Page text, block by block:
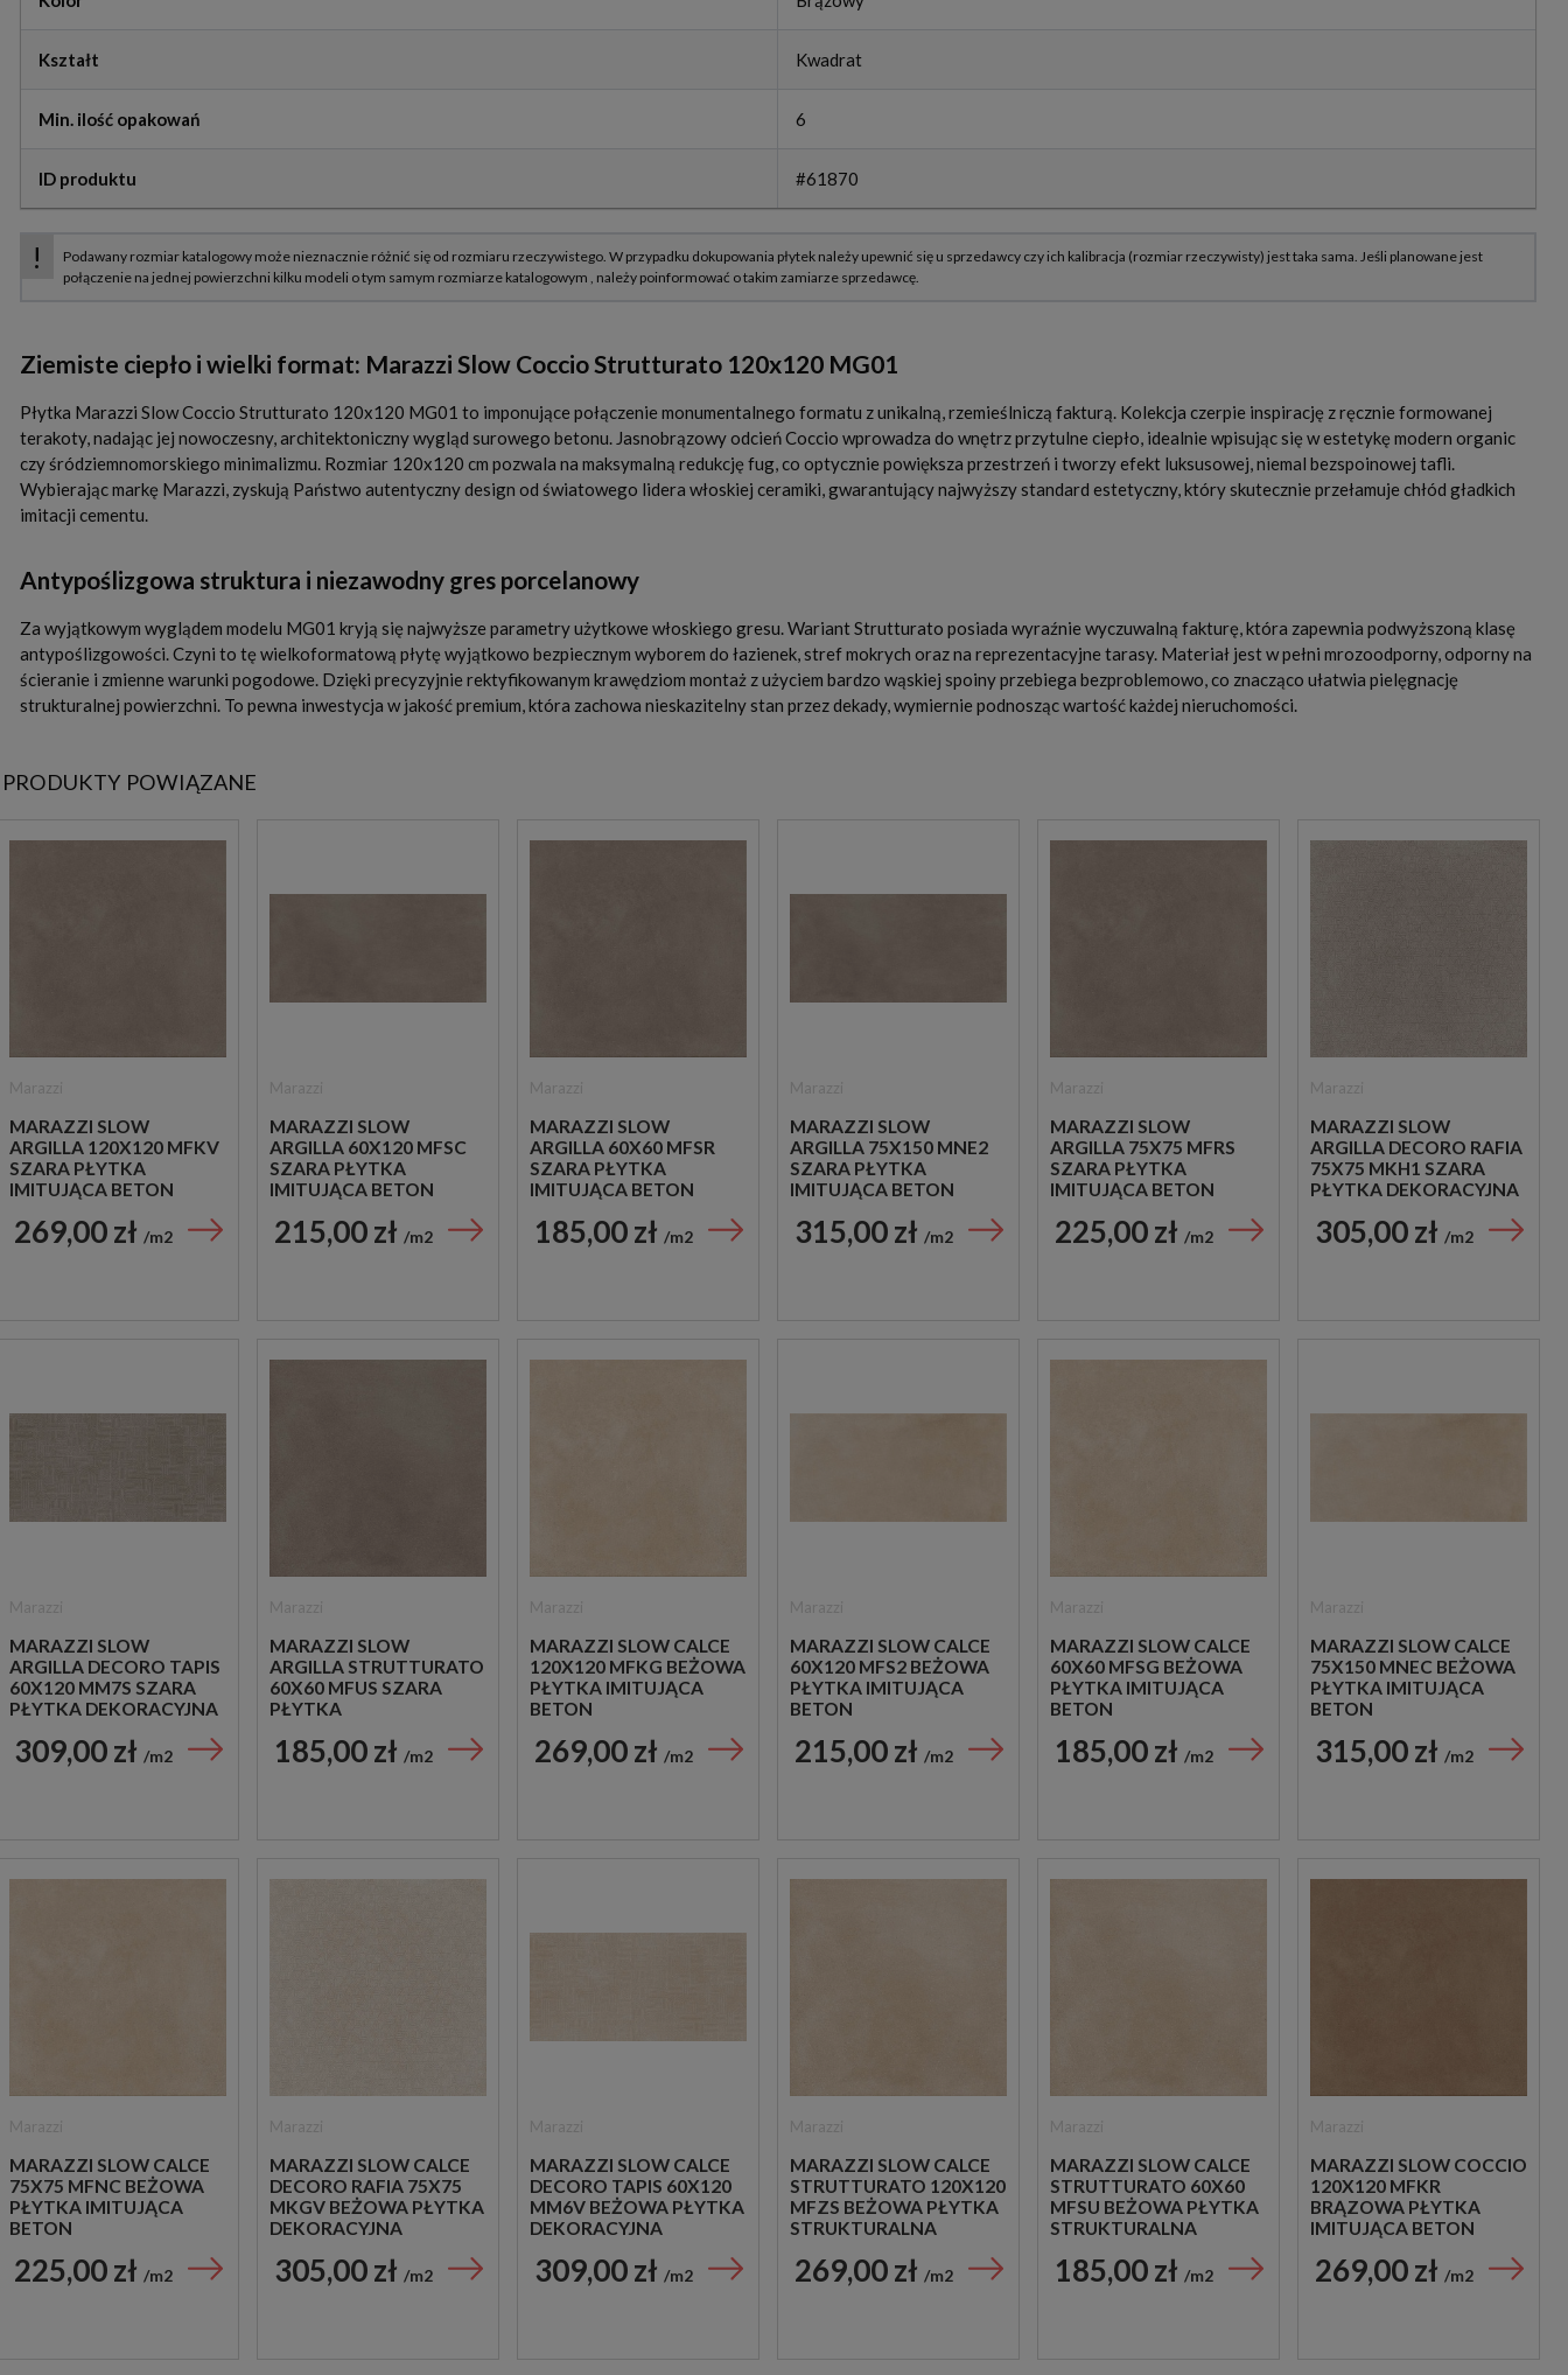
Kształt Kwadrat
Min. ilość opakowań 6
ID produktu #61870
Ziemiste ciepło i wielki format: Marazzi Slow Coccio Strutturato 120x120 MG01
Płytka Marazzi Slow Coccio Strutturato 120x120 MG01 to imponujące połączenie monumentalnego formatu z unikalną, rzemieślniczą fakturą. Kolekcja czerpie inspirację z ręcznie formowanej
terakoty, nadając jej nowoczesny, architektoniczny wygląd surowego betonu. Jasnobrązowy odcień Coccio wprowadza do wnętrz przytulne ciepło, idealnie wpisując się w estetykę modern organic
czy śródziemnomorskiego minimalizmu. Rozmiar 120x120 cm pozwala na maksymalną redukcję fug, co optycznie powiększa przestrzeń i tworzy efekt luksusowej, niemal bezspoinowej tafli.
Wybierając markę Marazzi, zyskują Państwo autentyczny design od światowego lidera włoskiej ceramiki, gwarantujący najwyższy standard estetyczny, który skutecznie przełamuje chłód gładkich
imitacji cementu.
Antypoślizgowa struktura i niezawodny gres porcelanowy
Za wyjątkowym wyglądem modelu MG01 kryją się najwyższe parametry użytkowe włoskiego gresu. Wariant Strutturato posiada wyraźnie wyczuwalną fakturę, która zapewnia podwyższoną klasę
antypoślizgowości. Czyni to tę wielkoformatową płytę wyjątkowo bezpiecznym wyborem do łazienek, stref mokrych oraz na reprezentacyjne tarasy. Materiał jest w pełni mrozoodporny, odporny na
ścieranie i zmienne warunki pogodowe. Dzięki precyzyjnie rektyfikowanym krawędziom montaż z użyciem bardzo wąskiej spoiny przebiega bezproblemowo, co znacząco ułatwia pielęgnację
strukturalnej powierzchni. To pewna inwestycja w jakość premium, która zachowa nieskazitelny stan przez dekady, wymiernie podnosząc wartość każdej nieruchomości.
PRODUKTY POWIĄZANE
MARAZZI SLOW
ARGILLA 120X120 MFKV
SZARA PŁYTKA
IMITUJĄCA BETON
269,00 zł m2
MARAZZI SLOW
ARGILLA 60X120 MFSC
SZARA PŁYTKA
IMITUJĄCA BETON
215,00 zł m2
MARAZZI SLOW
ARGILLA 60X60 MFSR
SZARA PŁYTKA
IMITUJĄCA BETON
185,00 zł m2
MARAZZI SLOW
ARGILLA 75X150 MNE2
SZARA PŁYTKA
IMITUJĄCA BETON
315,00 zł m2
MARAZZI SLOW
ARGILLA 75X75 MFRS
SZARA PŁYTKA
IMITUJĄCA BETON
225,00 zł m2
MARAZZI SLOW
ARGILLA DECORO RAFIA
75X75 MKH1 SZARA
PŁYTKA DEKORACYJNA
305,00 zł m2
MARAZZI SLOW
ARGILLA DECORO TAPIS
60X120 MM7S SZARA
PŁYTKA DEKORACYJNA
309,00 zł m2
MARAZZI SLOW
ARGILLA STRUTTURATO
60X60 MFUS SZARA
PŁYTKA
IMITUJĄCA BETON
185,00 zł m2
MARAZZI SLOW CALCE
120X120 MFKG BEŻOWA
PŁYTKA IMITUJĄCA
BETON
269,00 zł m2
MARAZZI SLOW CALCE
60X120 MFS2 BEŻOWA
PŁYTKA IMITUJĄCA
BETON
215,00 zł m2
MARAZZI SLOW CALCE
60X60 MFSG BEŻOWA
PŁYTKA IMITUJĄCA
BETON
185,00 zł m2
MARAZZI SLOW CALCE
75X150 MNEC BEŻOWA
PŁYTKA IMITUJĄCA
BETON
315,00 zł m2
MARAZZI SLOW CALCE
75X75 MFNC BEŻOWA
PŁYTKA IMITUJĄCA
BETON
225,00 zł m2
MARAZZI SLOW CALCE
DECORO RAFIA 75X75
MKGV BEŻOWA PŁYTKA
DEKORACYJNA
305,00 zł m2
MARAZZI SLOW CALCE
DECORO TAPIS 60X120
MM6V BEŻOWA PŁYTKA
DEKORACYJNA
309,00 zł m2
MARAZZI SLOW CALCE
STRUTTURATO 120X120
MFZS BEŻOWA PŁYTKA
STRUKTURALNA
269,00 zł m2
MARAZZI SLOW CALCE
STRUTTURATO 60X60
MFSU BEŻOWA PŁYTKA
STRUKTURALNA
185,00 zł m2
MARAZZI SLOW COCCIO
120X120 MFKR
BRĄZOWA PŁYTKA
IMITUJĄCA BETON
269,00 zł m2